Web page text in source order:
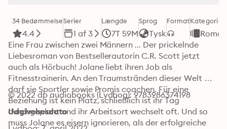
34 Bedømmelse
4.4
Serier
1 af 3
Længde
7T 59M
Sprog
Tysk
FormatKategori
Eine Frau zwischen zwei Männern ... Der prickelnde
Liebesroman von Bestsellerautorin C.R. Scott jetzt
auch als Hörbuch! Jolane liebt ihren Job als
Fitnesstrainerin. An den Traumstränden dieser Welt
darf sie Sportler sowie Promis coachen. Für eine
Beziehung ist kein Platz, schließlich ist ihr Tag
durchgeplant und ihr Arbeitsort wechselt oft. Und so
muss Jolane es eisern ignorieren, als der erfolgreiche
© 2022 dp audiobooks (Lydbog): 9783986374198
Udgivelsesdato